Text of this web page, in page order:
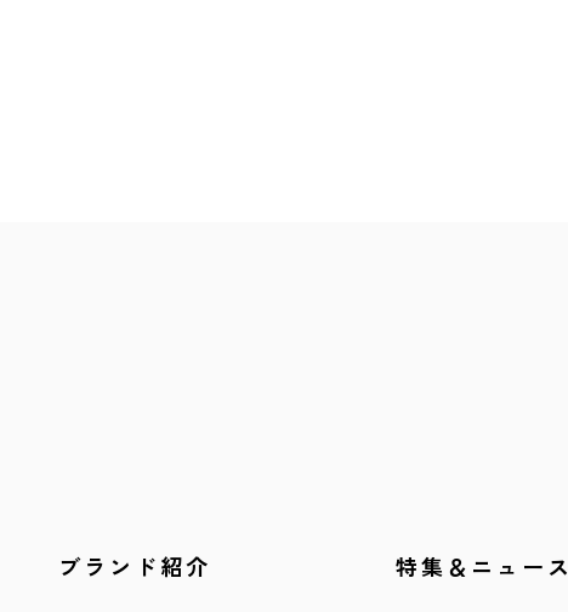
ブランド紹介 特集＆ニュース